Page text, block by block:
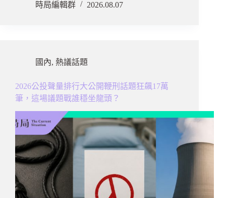
時局編輯群
2026.08.07
國內, 熱議話題
2026公投聲量排行大公開鞭刑話題狂飆17萬
筆，這場議題戰誰穩坐龍頭？